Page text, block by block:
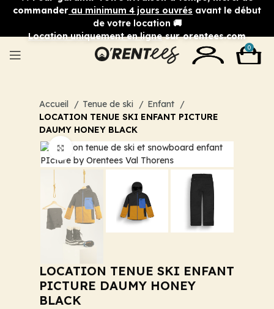
commander au minimum 4 jours ouvrés avant le début
de votre location 🚚
Location uniquement en lignesur orentees.com
0
Accueil Tenue de ski
Enfant
LOCATION TENUE SKI ENFANT PICTURE
DAUMY HONEY BLACK
Cliquez pour agrandir
LOCATION TENUE SKI ENFANT
PICTURE DAUMY HONEY
BLACK